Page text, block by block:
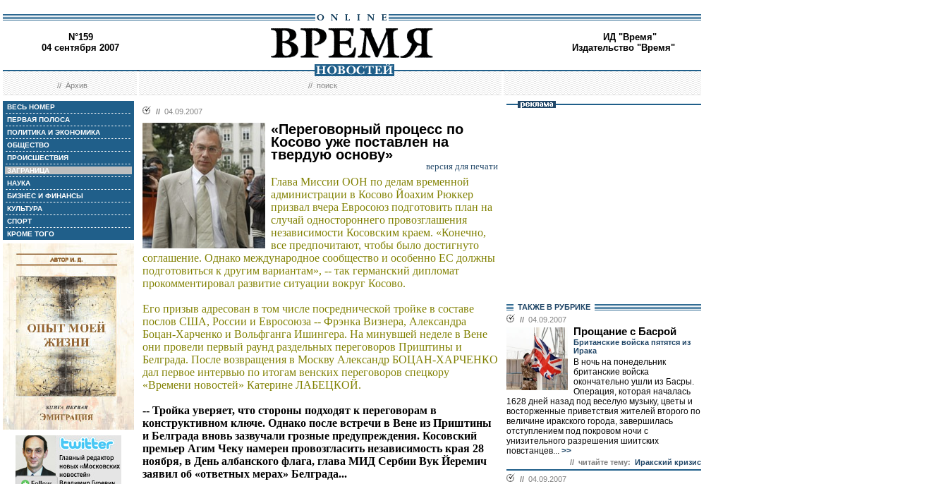
N°159
04 сентября 2007
ИД "Время"
Издательство "Время"
//Архив //поиск
ВЕСЬ НОМЕР
ПЕРВАЯ ПОЛОСА
ПОЛИТИКА И ЭКОНОМИКА
ОБЩЕСТВО
ПРОИСШЕСТВИЯ
ЗАГРАНИЦА
НАУКА
БИЗНЕС И ФИНАНСЫ
КУЛЬТУРА
СПОРТ
КРОМЕ ТОГО
// 04.09.2007
«Переговорный процесс по
Косово уже поставлен на
твердую основу»
версия для печати
Глава Миссии ООН по делам временной
администрации в Косово Йоахим Рюккер
призвал вчера Евросоюз подготовить план на
случай одностороннего провозглашения
независимости Косовским краем. «Конечно,
все предпочитают, чтобы было достигнуто
соглашение. Однако международное сообщество и особенно ЕС должны
подготовиться к другим вариантам», -- так германский дипломат
прокомментировал развитие ситуации вокруг Косово.
Его призыв адресован в том числе посреднической тройке в составе
послов США, России и Евросоюза -- Фрэнка Визнера, Александра
Боцан-Харченко и Вольфганга Ишингера. На минувшей неделе в Вене
они провели первый раунд раздельных переговоров Приштины и
Белграда. После возвращения в Москву Александр БОЦАН-ХАРЧЕНКО
дал первое интервью по итогам венских переговоров спецкору
«Времени новостей» Катерине ЛАБЕЦКОЙ.
-- Тройка уверяет, что стороны подходят к переговорам в
конструктивном ключе. Однако после встречи в Вене из Приштины
и Белграда вновь зазвучали грозные предупреждения. Косовский
премьер Агим Чеку намерен провозгласить независимость края 28
ноября, в День албанского флага, глава МИД Сербии Вук Йеремич
заявил об «ответных мерах» Белграда...
ТАКЖЕ В РУБРИКЕ
// 04.09.2007
Прощание с Басрой
Британские войска пятятся из
Ирака
В ночь на понедельник
британские войска
окончательно ушли из Басры.
Операция, которая началась
1628 дней назад под веселую музыку, цветы и
восторженные приветствия жителей второго по
величине иракского города, завершилась
отступлением под покровом ночи с
унизительного разрешения шиитских
повстанцев... >>
// читайте тему: Иракский кризис
// 04.09.2007